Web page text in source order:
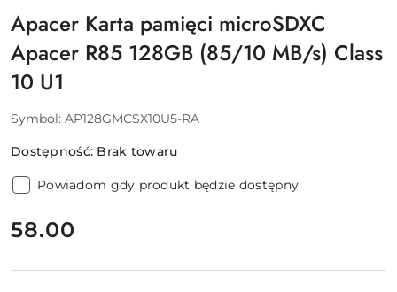
Apacer Karta pamięci microSDXC
Apacer R85 128GB (85/10 MB/s) Class
10 U1
Symbol: AP128GMCSX10U5-RA
Dostępność: Brak towaru
Powiadom gdy produkt będzie dostępny
cena:
58.00